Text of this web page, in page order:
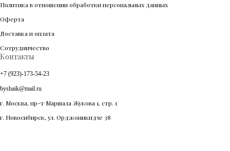
Политика в отношении обработки персональных данных
Оферта
Доставка и оплата
Сотрудничество
Контакты
+7 (923)-173-54-23
byshaik@mail.ru
г. Москва, пр-т Маршала Жукова 1, стр. 1
г. Новосибирск, ул. Орджоникидзе 38